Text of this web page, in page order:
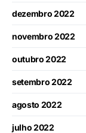
dezembro 2022
novembro 2022
outubro 2022
setembro 2022
agosto 2022
julho 2022